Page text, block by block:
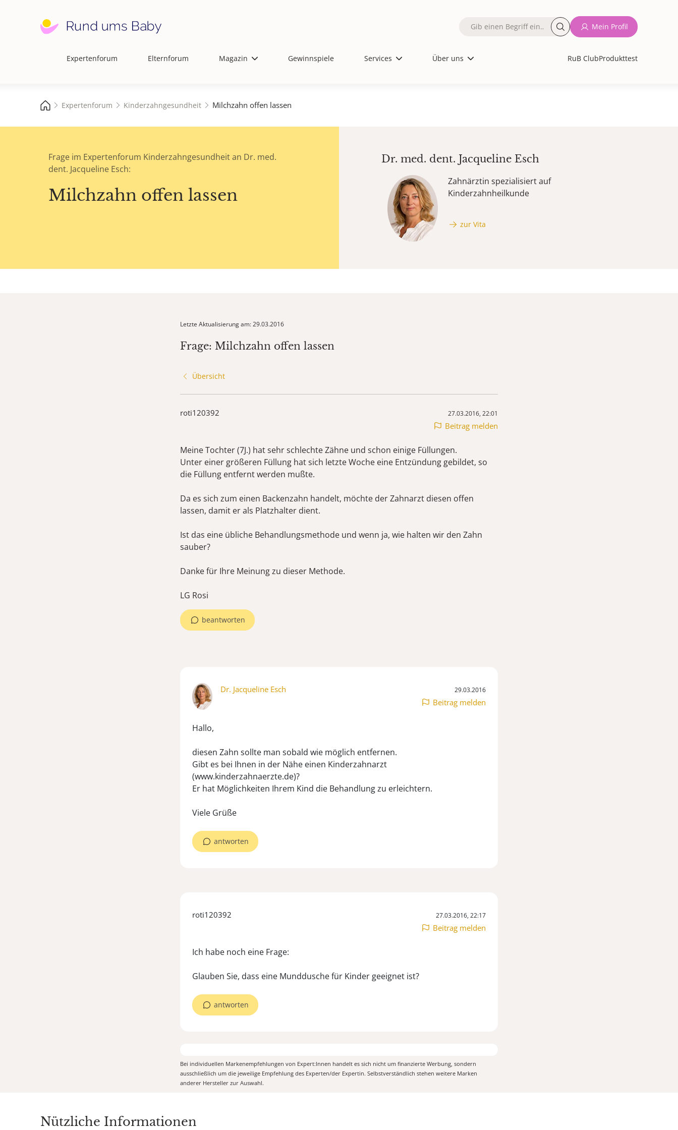
Hauptnavigation
Expertenforum Elternforum Magazin Gewinnspiele Services Über uns RuB ClubProdukttest
Fulltext
Mein Profil
Expertenforum Kinderzahngesundheit Milchzahn offen lassen
Frage im Expertenforum Kinderzahngesundheit an Dr. med.
dent. Jacqueline Esch:
Milchzahn offen lassen
Dr. med. dent. Jacqueline Esch
Zahnärztin spezialisiert auf
Kinderzahnheilkunde
zur Vita
Letzte Aktualisierung am: 29.03.2016
Frage: Milchzahn offen lassen
Übersicht
roti120392 27.03.2016, 22:01
Beitrag melden
Meine Tochter (7J.) hat sehr schlechte Zähne und schon einige Füllungen.
Unter einer größeren Füllung hat sich letzte Woche eine Entzündung gebildet, so
die Füllung entfernt werden mußte.
Da es sich zum einen Backenzahn handelt, möchte der Zahnarzt diesen offen
lassen, damit er als Platzhalter dient.
Ist das eine übliche Behandlungsmethode und wenn ja, wie halten wir den Zahn
sauber?
Danke für Ihre Meinung zu dieser Methode.
LG Rosi
beantworten
Dr. Jacqueline Esch 29.03.2016
Beitrag melden
Hallo,
diesen Zahn sollte man sobald wie möglich entfernen.
Gibt es bei Ihnen in der Nähe einen Kinderzahnarzt
(www.kinderzahnaerzte.de)?
Er hat Möglichkeiten Ihrem Kind die Behandlung zu erleichtern.
Viele Grüße
antworten
roti120392 27.03.2016, 22:17
Beitrag melden
Ich habe noch eine Frage:
Glauben Sie, dass eine Munddusche für Kinder geeignet ist?
antworten
Bei individuellen Markenempfehlungen von Expert:Innen handelt es sich nicht um finanzierte Werbung, sondern
ausschließlich um die jeweilige Empfehlung des Experten/der Expertin. Selbstverständlich stehen weitere Marken
anderer Hersteller zur Auswahl.
Nützliche Informationen